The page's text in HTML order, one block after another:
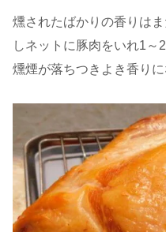
燻されたばかりの香りは
しネットに豚肉をいれ1～
燻煙が落ちつきよき香りに